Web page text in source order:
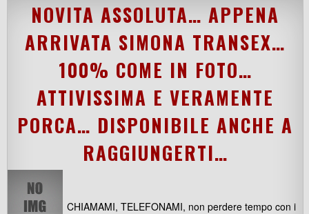
NOVITA ASSOLUTA… APPENA
ARRIVATA SIMONA TRANSEX…
100% COME IN FOTO…
ATTIVISSIMA E VERAMENTE
PORCA… DISPONIBILE ANCHE A
RAGGIUNGERTI…
CHIAMAMI, TELEFONAMI, non perdere tempo con i